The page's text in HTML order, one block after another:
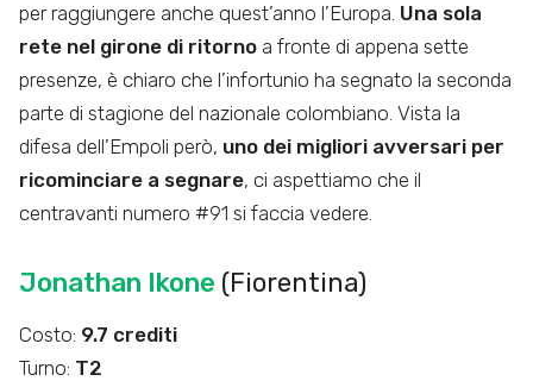
per raggiungere anche quest’anno l’Europa. Una sola
rete nel girone di ritorno a fronte di appena sette
presenze, è chiaro che l’infortunio ha segnato la seconda
parte di stagione del nazionale colombiano. Vista la
difesa dell’Empoli però, uno dei migliori avversari per
ricominciare a segnare, ci aspettiamo che il
centravanti numero #91 si faccia vedere.
Jonathan Ikone (Fiorentina)
Costo: 9.7 crediti
Turno: T2